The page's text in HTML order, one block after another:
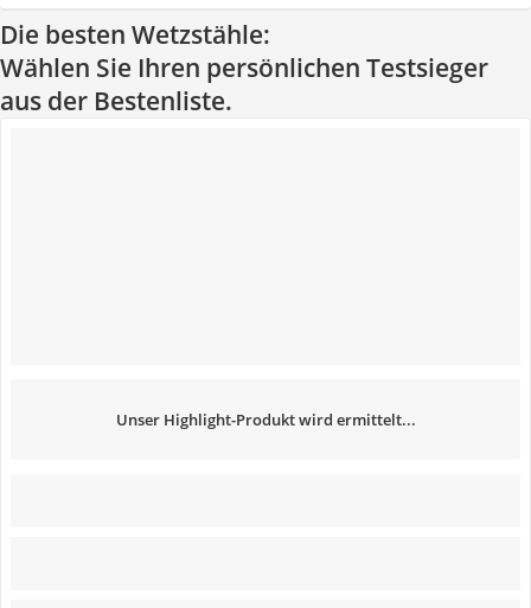
Die besten Wetzstähle:
Wählen Sie Ihren persönlichen Testsieger
aus der Bestenliste.
Unser Highlight-Produkt wird ermittelt...